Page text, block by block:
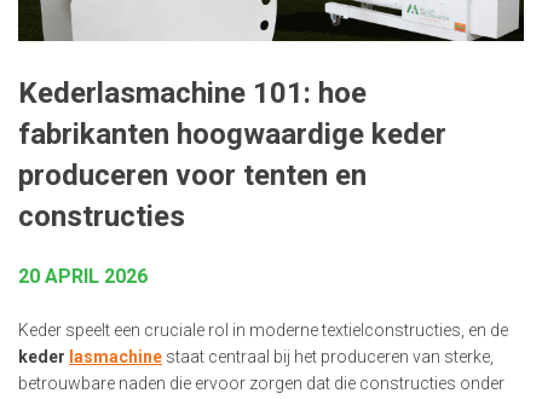
Kederlasmachine 101: hoe
fabrikanten hoogwaardige keder
produceren voor tenten en
constructies
20 APRIL 2026
Keder speelt een cruciale rol in moderne textielconstructies, en de
keder lasmachine staat centraal bij het produceren van sterke,
betrouwbare naden die ervoor zorgen dat die constructies onder